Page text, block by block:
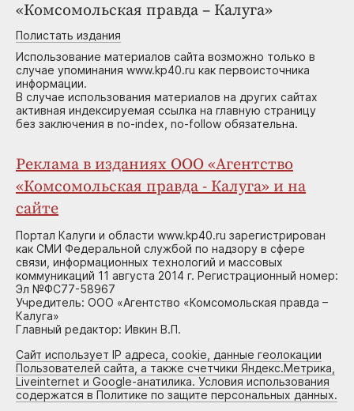
«Комсомольская правда – Калуга»
Полистать издания
Использование материалов сайта возможно только в
случае упоминания www.kp40.ru как первоисточника
информации.
В случае использования материалов на других сайтах
активная индексируемая ссылка на главную страницу
без заключения в no-index, no-follow обязательна.
Реклама в изданиях ООО «Агентство
«Комсомольская правда - Калуга» и на
сайте
Портал Калуги и области www.kp40.ru зарегистрирован
как СМИ Федеральной службой по надзору в сфере
связи, информационных технологий и массовых
коммуникаций 11 августа 2014 г. Регистрационный номер:
Эл №ФС77-58967
Учредитель: ООО «Агентство «Комсомольская правда –
Калуга»
Главный редактор: Ивкин В.П.
Сайт использует IP адреса, cookie, данные геолокации
Пользователей сайта, а также счетчики Яндекс.Метрика,
Liveinternet и Google-анатилика. Условия использования
содержатся в Политике по защите персональных данных.